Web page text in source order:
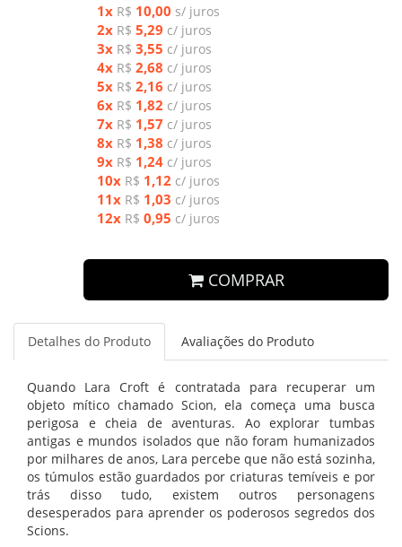
1x R$ 10,00 s/ juros
2x R$ 5,29 c/ juros
3x R$ 3,55 c/ juros
4x R$ 2,68 c/ juros
5x R$ 2,16 c/ juros
6x R$ 1,82 c/ juros
7x R$ 1,57 c/ juros
8x R$ 1,38 c/ juros
9x R$ 1,24 c/ juros
10x R$ 1,12 c/ juros
11x R$ 1,03 c/ juros
12x R$ 0,95 c/ juros
COMPRAR
Detalhes do Produto Avaliações do Produto
Quando Lara Croft é contratada para recuperar um
objeto mítico chamado Scion, ela começa uma busca
perigosa e cheia de aventuras. Ao explorar tumbas
antigas e mundos isolados que não foram humanizados
por milhares de anos, Lara percebe que não está sozinha,
os túmulos estão guardados por criaturas temíveis e por
trás disso tudo, existem outros personagens
desesperados para aprender os poderosos segredos dos
Scions.